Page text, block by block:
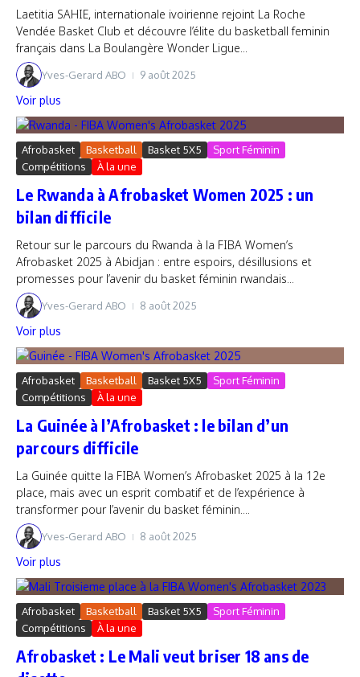
Laetitia SAHIE, internationale ivoirienne rejoint La Roche
Vendée Basket Club et découvre l’élite du basketball feminin
français dans La Boulangère Wonder Ligue...
Yves-Gerard ABO 9 août 2025
Voir plus
Afrobasket Basketball Basket 5X5
Sport Féminin
Compétitions
À la une
Le Rwanda à Afrobasket Women 2025 : un
bilan difficile
Retour sur le parcours du Rwanda à la FIBA Women’s
Afrobasket 2025 à Abidjan : entre espoirs, désillusions et
promesses pour l’avenir du basket féminin rwandais...
Yves-Gerard ABO 8 août 2025
Voir plus
Afrobasket Basketball Basket 5X5
Sport Féminin
Compétitions
À la une
La Guinée à l’Afrobasket : le bilan d’un
parcours difficile
La Guinée quitte la FIBA Women’s Afrobasket 2025 à la 12e
place, mais avec un esprit combatif et de l’expérience à
transformer pour l’avenir du basket féminin....
Yves-Gerard ABO 8 août 2025
Voir plus
Afrobasket Basketball Basket 5X5
Sport Féminin
Compétitions
À la une
Afrobasket : Le Mali veut briser 18 ans de